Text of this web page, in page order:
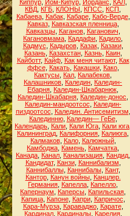
Киппур, Йом-Кипур, Йорданс КАЛ
КВД КГБ КЛОНЫ КПСС КСП
Кабаева, Кабак, Кабаре, Кабо-Верде,
Кавказ, Кавказская пленница,
Кавказцы, Каганов, Каганович
Кагановмама Каддафи Кадило
Кадмус
Кадыров, Казак, Казаки,
Казань, Казахстан, Казнь, Каин,
Кайботт, Кайф, Как меня читают, Как
ффсе, Какать, Какашки, Како,
Кактусы Кал Калабеков
Калашников Каледин Каледин-
Ебарня Каледин-Шкабарнюк
Каледин-Шкабарня Каледин-донос
Каледин-мандоотсос
Каледин-
пиздоотсос
Каледин. Антисемитизм
Калединню, Каледин— ГеБе,
Календарь Кали Кали Юга Кали юга
Калининград Калифорния Калиюга
Калмаков, Кало, Калюжный,
Камбоджа Камень Камчатка
Канада Канал Канализация Кандид
Кандидат, Канзи, Каннибализм
Каннибаллы, Каннибалы, Кант,
Кантор, Канун войны, Канцлер.
Германия Капелла Капелло
Капернаум
Каперсы Капильская
Капица, Капоне, Капри, Капричос
Кара-Мурза, Караваджо, Карате,
Кардинал, Кардиналы, Карелия,